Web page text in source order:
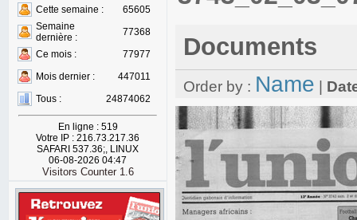
Cette semaine :
65605
Semaine
dernière :
77368
Ce mois :
77977
Mois dernier :
447011
Tous :
24874062
En ligne : 519
Votre IP : 216.73.217.36
SAFARI 537.36;, LINUX
06-08-2026 04:47
Visitors Counter 1.6
Documents
Order by : Name